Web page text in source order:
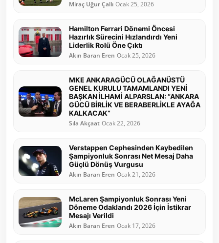
Miraç Uğur Çallı Ocak 25, 2026
Hamilton Ferrari Dönemi Öncesi
Hazırlık Sürecini Hızlandırdı Yeni
Liderlik Rolü Öne Çıktı
Akın Baran Eren Ocak 25, 2026
MKE ANKARAGÜCÜ OLAĞANÜSTÜ
GENEL KURULU TAMAMLANDI YENİ
BAŞKAN İLHAMİ ALPARSLAN: “ANKARA
GÜCÜ BİRLİK VE BERABERLİKLE AYAĞA
KALKACAK”
Sıla Akçaat Ocak 22, 2026
Verstappen Cephesinden Kaybedilen
Şampiyonluk Sonrası Net Mesaj Daha
Güçlü Dönüş Vurgusu
Akın Baran Eren Ocak 21, 2026
McLaren Şampiyonluk Sonrası Yeni
Döneme Odaklandı 2026 İçin İstikrar
Mesajı Verildi
Akın Baran Eren Ocak 17, 2026